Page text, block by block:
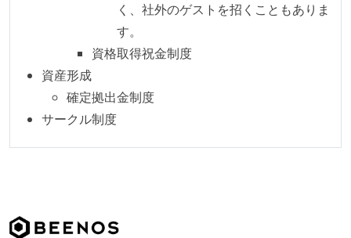
各メンバーが実装したコードのマージは Pull Request
ベースで行われる
自動（＝システム化され、1コマンドで実行できる）
ビルド、自動デプロイ環境が整備されている
コードによるインフラ構成管理（Infrastructure as
Code）の環境が整備されている
オープンな情報共有
ドキュメントの整備やペアプロ、モブワークなど、ナ
く、社外のゲストを招くこともありま
す。
資格取得祝金制度
資産形成
確定拠出金制度
サークル制度